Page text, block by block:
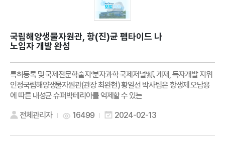
국립해양생물자원관, 항(진)균 펩타이드 나
노입자 개발 완성
특허등록 및 국제전문학술지‘분자과학 국제저널’紙 게재, 독자개발 지위
인정국립해양생물자원관(관장 최완현) 황일선 박사팀은 항생제 오남용
에 따른 내성균 슈퍼박테리아를 억제할 수 있는
전체관리자 16499 2024-02-13